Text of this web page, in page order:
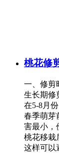
桃花修
一、修剪
生长期修
在5-8月
春季萌芽
害最小，
桃花移栽
这样可以